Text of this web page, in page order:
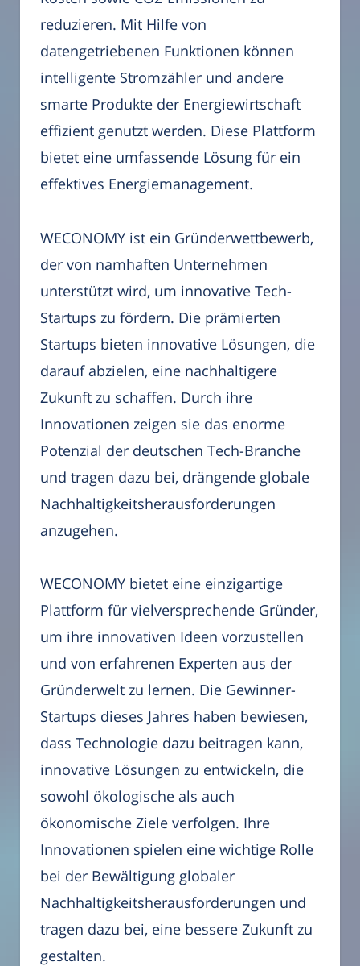
reduzieren. Mit Hilfe von
datengetriebenen Funktionen können
intelligente Stromzähler und andere
smarte Produkte der Energiewirtschaft
effizient genutzt werden. Diese Plattform
bietet eine umfassende Lösung für ein
effektives Energiemanagement.
WECONOMY ist ein Gründerwettbewerb,
der von namhaften Unternehmen
unterstützt wird, um innovative Tech-
Startups zu fördern. Die prämierten
Startups bieten innovative Lösungen, die
darauf abzielen, eine nachhaltigere
Zukunft zu schaffen. Durch ihre
Innovationen zeigen sie das enorme
Potenzial der deutschen Tech-Branche
und tragen dazu bei, drängende globale
Nachhaltigkeitsherausforderungen
anzugehen.
WECONOMY bietet eine einzigartige
Plattform für vielversprechende Gründer,
um ihre innovativen Ideen vorzustellen
und von erfahrenen Experten aus der
Gründerwelt zu lernen. Die Gewinner-
Startups dieses Jahres haben bewiesen,
dass Technologie dazu beitragen kann,
innovative Lösungen zu entwickeln, die
sowohl ökologische als auch
ökonomische Ziele verfolgen. Ihre
Innovationen spielen eine wichtige Rolle
bei der Bewältigung globaler
Nachhaltigkeitsherausforderungen und
tragen dazu bei, eine bessere Zukunft zu
gestalten.